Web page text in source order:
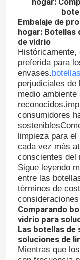
hogar:
Embalaje de
hogar: Botellas
de vidrio
Históricamente,
preferida para
envases.
perjudiciales de
medio ambiente
consumidores
limpieza para el
cada vez más
conscientes del
Sigue leyendo
entre las
términos de
Comparando
vidrio para
Las botellas de
soluciones de
Mientras que